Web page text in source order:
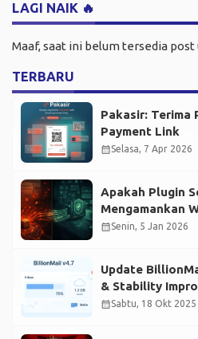
LAGI NAIK 🔥
Maaf, saat ini belum tersedia
TERBARU
Pakasir: Terima
Payment Link
calendar_monthSelasa, 7 Apr 2026
Apakah Plugin
Mengamankan
calendar_monthSenin, 5 Jan 2026
Update
& Stability
calendar_monthSabtu, 18 Okt 2025